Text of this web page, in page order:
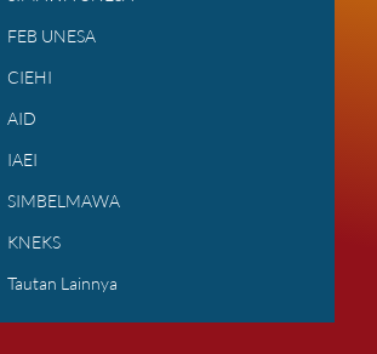
FEB UNESA
CIEHI
AID
IAEI
SIMBELMAWA
KNEKS
Tautan Lainnya